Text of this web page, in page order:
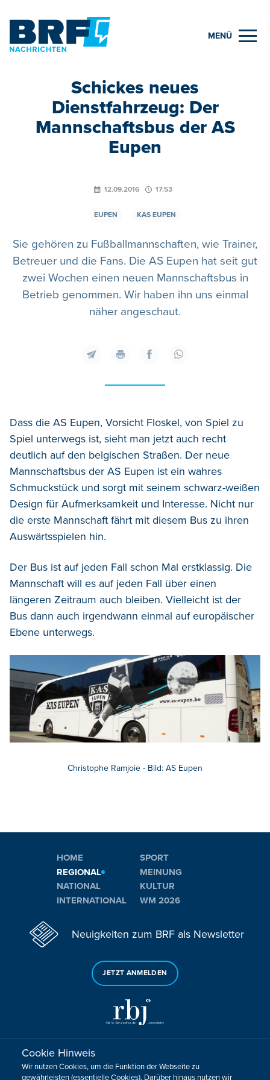
MENÜ
Schickes neues
Dienstfahrzeug: Der
Mannschaftsbus der AS
Eupen
12.09.2016 17:53
EUPEN KAS EUPEN
Sie gehören zu Fußballmannschaften, wie Trainer,
Betreuer und die Fans. Die AS Eupen hat seit gut
zwei Wochen einen neuen Mannschaftsbus in
Betrieb genommen. Wir haben ihn uns einmal
näher angeschaut.
Dass die AS Eupen, Vorsicht Floskel, von Spiel zu
Spiel unterwegs ist, sieht man jetzt auch recht
deutlich auf den belgischen Straßen. Der neue
Mannschaftsbus der AS Eupen ist ein wahres
Schmuckstück und sorgt mit seinem schwarz-weißen
Design für Aufmerksamkeit und Interesse. Nicht nur
die erste Mannschaft fährt mit diesem Bus zu ihren
Auswärtsspielen hin.
Der Bus ist auf jeden Fall schon Mal erstklassig. Die
Mannschaft will es auf jeden Fall über einen
längeren Zeitraum auch bleiben. Vielleicht ist der
Bus dann auch irgendwann einmal auf europäischer
Ebene unterwegs.
Christophe Ramjoie - Bild: AS Eupen
HOME
REGIONAL
NATIONAL
INTERNATIONAL
SPORT
MEINUNG
KULTUR
WM 2026
Neuigkeiten zum BRF als Newsletter
JETZT ANMELDEN
Sie haben noch Fragen oder Anmerkungen?
KONTAKTIEREN SIE UNS!
Cookie Hinweis
Wir nutzen Cookies, um die Funktion der Webseite zu
gewährleisten (essentielle Cookies). Darüber hinaus nutzen wir